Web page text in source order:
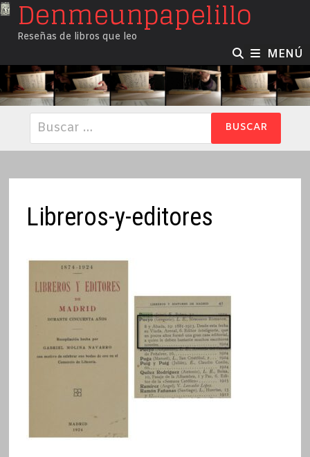
SaltarDenmeunpapelillo
Reseñas de libros que leo
MENÚ
Buscar:
Libreros-y-editores